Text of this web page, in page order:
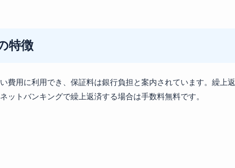
特徴
費用に利用でき、保証料は銀行負担と案内されています。繰上返
ットバンキングで繰上返済する場合は手数料無料です。